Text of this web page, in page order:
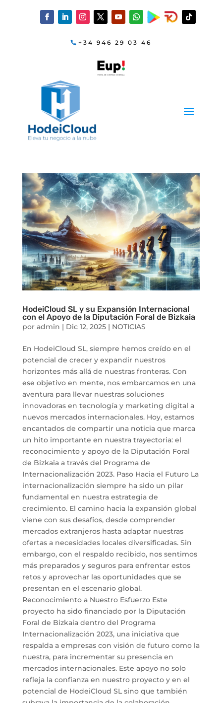
+34 946 29 03 46
HodeiCloud SL y su Expansión Internacional
con el Apoyo de la Diputación Foral de Bizkaia
por admin | Dic 12, 2025| NOTICIAS
En HodeiCloud SL, siempre hemos creído en el
potencial de crecer y expandir nuestros
horizontes más allá de nuestras fronteras. Con
ese objetivo en mente, nos embarcamos en una
aventura para llevar nuestras soluciones
innovadoras en tecnología y marketing digital a
nuevos mercados internacionales. Hoy, estamos
encantados de compartir una noticia que marca
un hito importante en nuestra trayectoria: el
reconocimiento y apoyo de la Diputación Foral
de Bizkaia a través del Programa de
Internacionalización 2023. Paso Hacia el Futuro La
internacionalización siempre ha sido un pilar
fundamental en nuestra estrategia de
crecimiento. El camino hacia la expansión global
viene con sus desafíos, desde comprender
mercados extranjeros hasta adaptar nuestras
ofertas a necesidades locales diversificadas. Sin
embargo, con el respaldo recibido, nos sentimos
más preparados y seguros para enfrentar estos
retos y aprovechar las oportunidades que se
presentan en el escenario global.
Reconocimiento a Nuestro Esfuerzo Este
proyecto ha sido financiado por la Diputación
Foral de Bizkaia dentro del Programa
Internacionalización 2023, una iniciativa que
respalda a empresas con visión de futuro como la
nuestra, para incrementar su presencia en
mercados internacionales. Este apoyo no solo
refleja la confianza en nuestro proyecto y en el
potencial de HodeiCloud SL sino que también